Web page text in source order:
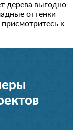
дерева выгодно
оттенки
к